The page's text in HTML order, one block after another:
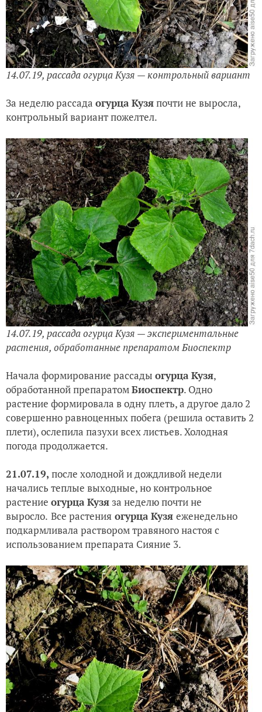
14.07.19, рассадаогурца Кузя — контрольный вариант
За неделю рассада огурца Кузяпочти не выросла,
контрольный вариант пожелтел.
14.07.19, рассада огурца Кузя — экспериментальные
растения, обработанные препаратом Биоспектр
Начала формирование рассады огурца Кузя,
обработанной препаратомБиоспектр. Одно
растение формировала в одну плеть, а другое дало 2
совершенно равноценных побега (решила оставить 2
плети), ослепила пазухи всех листьев. Холодная
погода продолжается.
21.07.19, после холодной и дождливой недели
начались теплые выходные, но контрольное
растение огурца Кузя за неделю почти не
выросло. Все растения огурца Кузя еженедельно
подкармливала раствором травяного настоя с
использованием препарата Сияние 3.